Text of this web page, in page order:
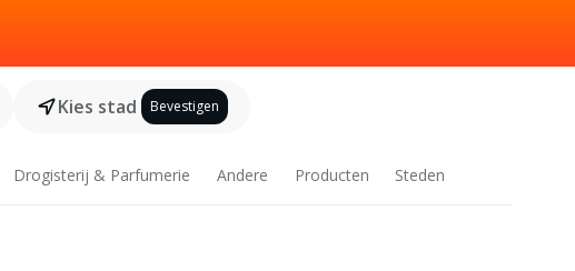
Kies stad Bevestigen
Drogisterij & Parfumerie Andere Producten Steden